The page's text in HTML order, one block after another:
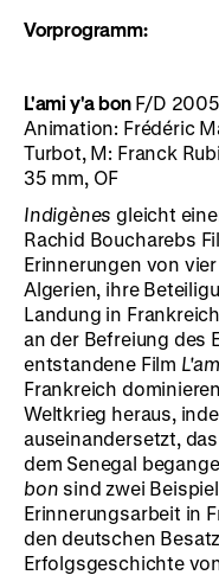
Vorprogramm:
L'ami y'a bonF/D
Animation: Frédéric
Turbot, M: Franck
35 mm, OF
Indigènes gleicht
Rachid Boucharebs
Erinnerungen von
Algerien, ihre
Landung in
an der Befreiung des
entstandene Film
Frankreich
Weltkrieg heraus,
auseinandersetzt,
dem Senegal
bon sind zwei
Erinnerungsarbeit in
den deutschen
Erfolgsgeschichte